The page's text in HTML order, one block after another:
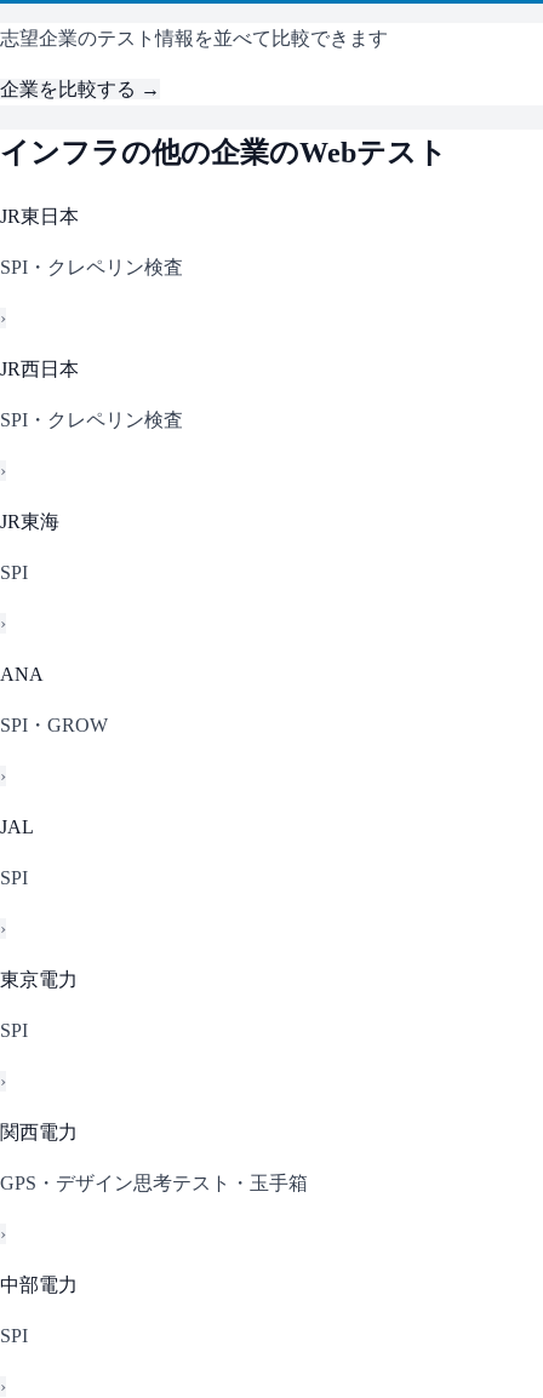
志望企業のテスト情報を並べて比較できます
企業を比較する →
インフラの他の企業のWebテスト
JR東日本
SPI・クレペリン検査
›
JR西日本
SPI・クレペリン検査
›
JR東海
SPI
›
ANA
SPI・GROW
›
JAL
SPI
›
東京電力
SPI
›
関西電力
GPS・デザイン思考テスト・玉手箱
›
中部電力
SPI
›